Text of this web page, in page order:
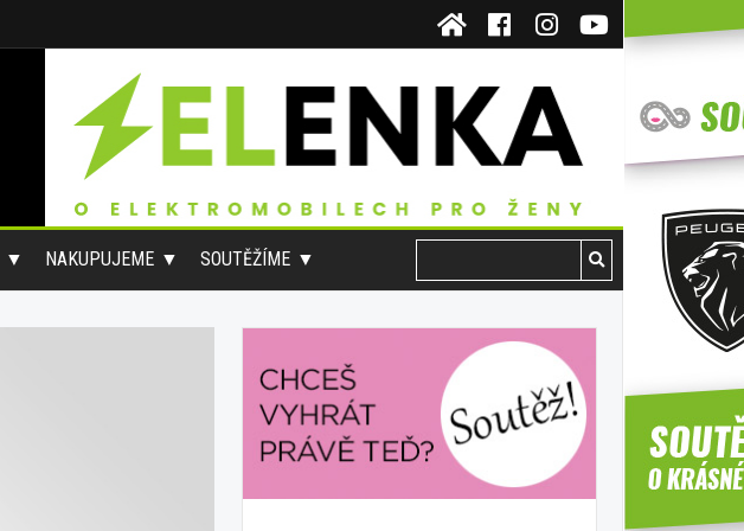
NAKUPUJEME SOUTĚŽÍME